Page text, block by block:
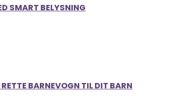
SMART BELYSNING
BARNEVOGN TIL DIT BARN